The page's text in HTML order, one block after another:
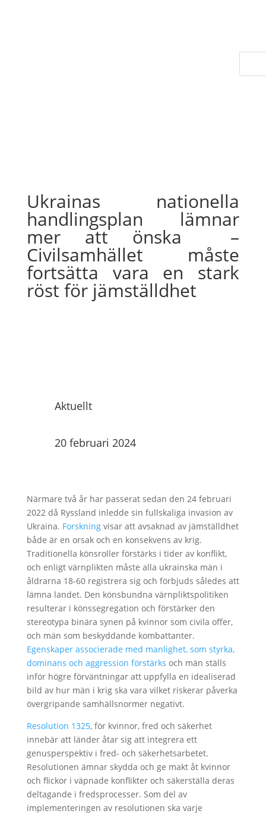
Ukrainas nationella
handlingsplan lämnar
mer att önska –
Civilsamhället måste
fortsätta vara en stark
röst för jämställdhet
Aktuellt
20 februari 2024
Närmare två år har passerat sedan den 24 februari
2022 då Ryssland inledde sin fullskaliga invasion av
Ukraina. Forskningvisar att avsaknad av jämställdhet
både är en orsak och en konsekvens av krig.
Traditionella könsroller förstärks i tider av konflikt,
och enligt värnplikten måste alla ukrainska män i
åldrarna 18-60 registrera sig och förbjuds således att
lämna landet. Den könsbundna värnpliktspolitiken
resulterar i könssegregation och förstärker den
stereotypa binära synen på kvinnor som civila offer,
och män som beskyddande kombattanter.
Egenskaper associerade med manlighet, som styrka,
dominans och aggression förstärks och män ställs
inför högre förväntningar att uppfylla en idealiserad
bild av hur män i krig ska vara vilket riskerar påverka
övergripande samhällsnormer negativt.
Resolution 1325, för kvinnor, fred och säkerhet
innebär att länder åtar sig att integrera ett
genusperspektiv i fred- och säkerhetsarbetet.
Resolutionen ämnar skydda och ge makt åt kvinnor
och flickor i väpnade konflikter och säkerställa deras
deltagande i fredsprocesser. Som del av
implementeringen av resolutionen ska varje